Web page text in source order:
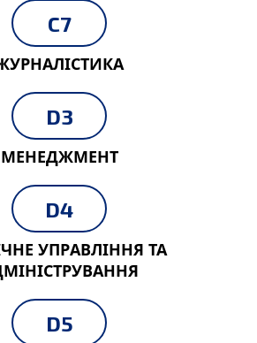
C7
D3
МЕНЕДЖМЕНТ
D4
УПРАВЛІННЯ ТА
D5